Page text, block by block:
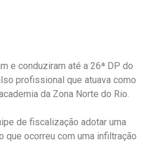
e conduziram até a 26ª DP do
profissional que atuava como
da Zona Norte do Rio.
de fiscalização adotar uma
que ocorreu com uma infiltração